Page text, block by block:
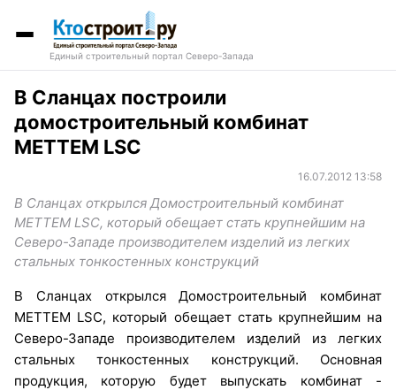
Единый строительный портал Северо-Запада
В Сланцах построили
домостроительный комбинат
METTEM LSC
16.07.2012 13:58
В Сланцах открылся Домостроительный комбинат
METTEM LSC, который обещает стать крупнейшим на
Северо-Западе производителем изделий из легких
стальных тонкостенных конструкций
В Сланцах открылся Домостроительный комбинат
METTEM LSC, который обещает стать крупнейшим на
Северо-Западе производителем изделий из легких
стальных тонкостенных конструкций. Основная
продукция, которую будет выпускать комбинат -